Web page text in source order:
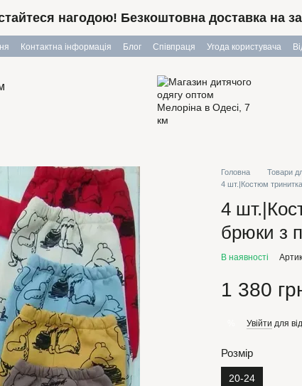
нагодою! Безкоштовна доставка на
Контактна інформація Блог Співпраця Угода користувача
Головна Товари
4 шт.|Костюм
4
брюки з
В наявності
1 380
Увійти для
Розмір
20-24